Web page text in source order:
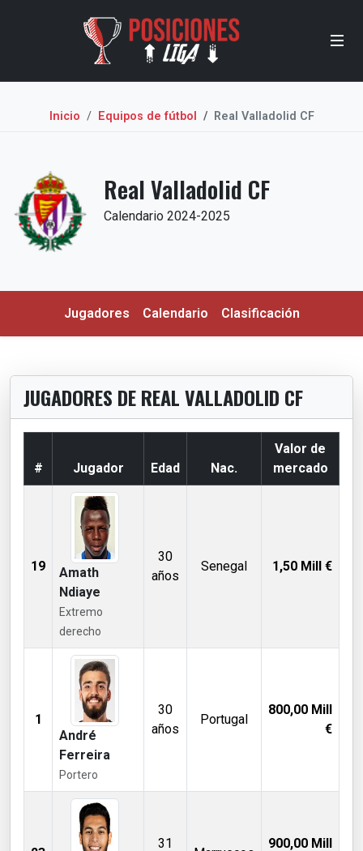
Inicio Equipos de fútbol Real Valladolid CF
Real Valladolid CF
Calendario 2024-2025
Jugadores Calendario Clasificación
JUGADORES DE REAL VALLADOLID CF
# Jugador Edad Nac.
Valor de
mercado
19
Amath
Ndiaye
Extremo
derecho
30
años
Senegal 1,50 Mill €
1
André
Ferreira
Portero
30
años
Portugal
800,00 Mill
€
31
900,00 Mill